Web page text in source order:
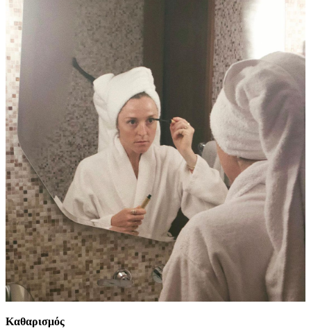
Καθαρισμός